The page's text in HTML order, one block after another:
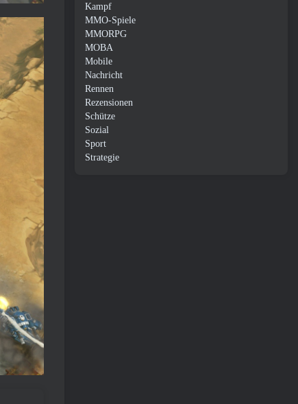
Kampf
MMO-Spiele
MMORPG
MOBA
Mobile
Nachricht
Rennen
Rezensionen
Schütze
Sozial
Sport
Strategie